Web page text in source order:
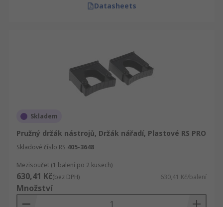
Datasheets
Skladem
Pružný držák nástrojů, Držák nářadí, Plastové RS PRO
Skladové číslo RS 405-3648
Mezisoučet (1 balení po 2 kusech)
630,41 Kč(bez DPH) 630,41 Kč/balení
Množství